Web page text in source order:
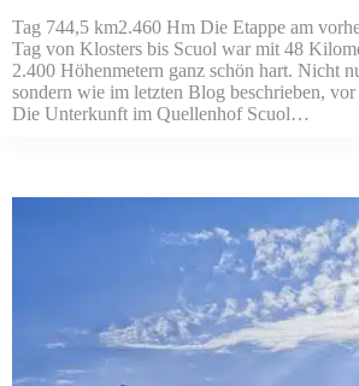
Tag 744,5 km2.460 Hm Die Etappe am
Tag von Klosters bis Scuol war mit 48
2.400 Höhenmetern ganz schön hart. Nicht
sondern wie im letzten Blog beschrieben, vor
Die Unterkunft im Quellenhof Scuol…